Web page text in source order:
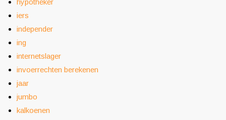
hypotheker
iers
independer
ing
internetslager
invoerrechten berekenen
jaar
jumbo
kalkoenen